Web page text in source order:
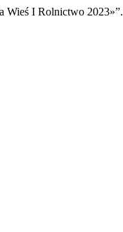
Wieś I Rolnictwo 2023»”.